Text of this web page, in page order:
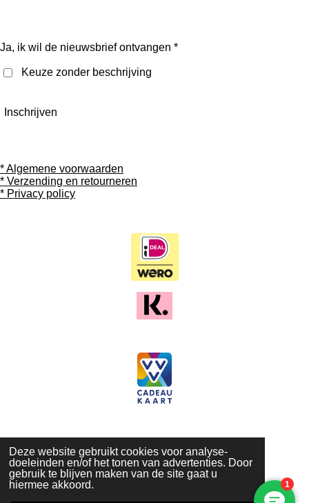
Deze website gebruikt cookies voor analyse-
doeleinden en/of het tonen van advertenties. Door
gebruik te blijven maken van de site gaat u
hiermee akkoord.
Ja, ik wil de nieuwsbrief ontvangen *
Keuze zonder beschrijving
Inschrijven
* Algemene voorwaarden
* Verzending en retourneren
* Privacy policy